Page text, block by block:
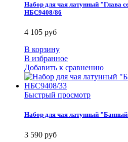
Набор для чая латунный "Глава
НБС9408/86
4 105 руб
В корзину
В избранное
Добавить к сравнению
Быстрый просмотр
Набор для чая латунный
3 590 руб